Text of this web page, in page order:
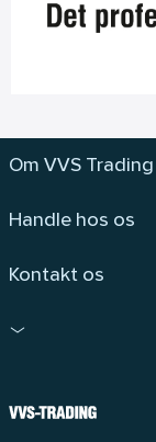
Om VVS Trading
Handle hos os
Kontakt os